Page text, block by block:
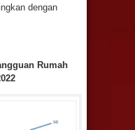
dengan
Rumah